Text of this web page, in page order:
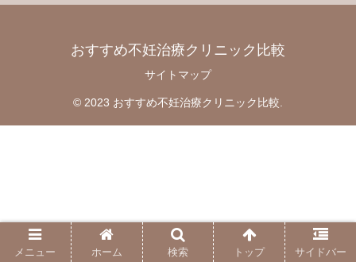
おすすめ不妊治療クリニック比較
サイトマップ
© 2023 おすすめ不妊治療クリニック比較.
メニュー ホーム 検索 トップ サイドバー